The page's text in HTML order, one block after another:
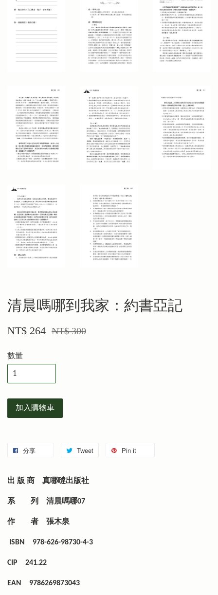
清晨嗎哪到我家：約書亞記
NT$ 264 NT$ 300
數量
加入購物車
分享 Tweet Pin it
出 版 商 真哪噠出版社
系 列 清晨嗎哪07
作 者 張木泉
ISBN 978-626-98730-4-3
CIP 241.22
EAN 9786269873043